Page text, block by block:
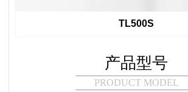
TL500S
产品型号
PRODUCT MODEL